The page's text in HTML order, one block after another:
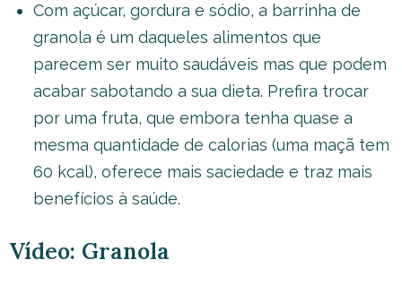
Com açúcar, gordura e sódio, a barrinha de
granola é um daqueles alimentos que
parecem ser muito saudáveis mas que podem
acabar sabotando a sua dieta. Prefira trocar
por uma fruta, que embora tenha quase a
mesma quantidade de calorias (uma maçã tem
60 kcal), oferece mais saciedade e traz mais
benefícios à saúde.
Vídeo: Granola